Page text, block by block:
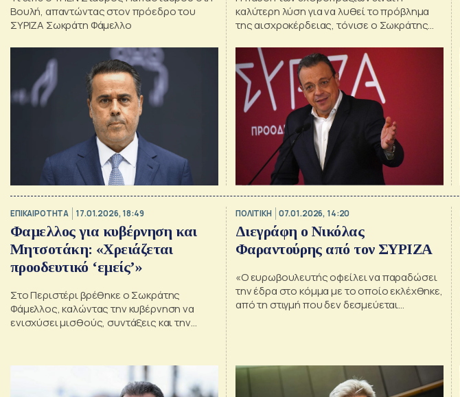
Βουλή, απαντώντας στον πρόεδρο του
ΣΥΡΙΖΑ Σωκράτη Φάμελλο
καλύτερη λύση για να λυθεί το πρόβλημα
της αισχροκέρδειας, τόνισε ο Σωκράτης
ΕΠΙΚΑΙΡΟΤΗΤΑ 17.01.2026, 18:49
Φαμελλος για κυβέρνηση και
Μητσοτάκη: «Χρειάζεται
προοδευτικό ‘εμείς’»
Στο Περιστέρι βρέθηκε ο Σωκράτης
Φάμελλος, καλώντας την κυβέρνηση να
ενισχύσει μισθούς, συντάξεις και την
ΠΟΛΙΤΙΚΗ 07.01.2026, 14:20
Διεγράφη ο Νικόλας
Φαραντούρης από τον ΣΥΡΙΖΑ
«Ο ευρωβουλευτής οφείλει να παραδώσει
την έδρα στο κόμμα με το οποίο εκλέχθηκε,
από τη στιγμή που δεν δεσμεύεται